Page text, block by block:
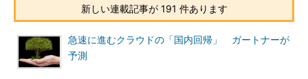
新しい連載記事が 191 件あります
急速に進むクラウドの「国内回帰」 ガートナーが
予測